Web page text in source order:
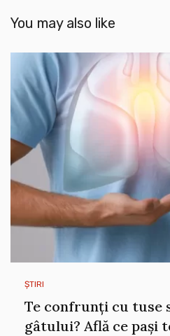
You may also like
ȘTIRI
Te confrunți cu tuse
gâtului? Află ce pași